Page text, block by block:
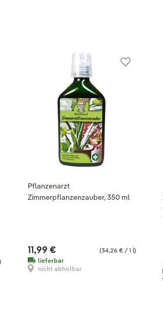
Pflanzenarzt
Zimmerpflanzenzauber, 350 ml
(34,26 € / 1 l)
11,99 €
lieferbar
nicht abholbar